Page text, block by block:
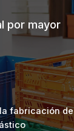
por mayor
fabricación de